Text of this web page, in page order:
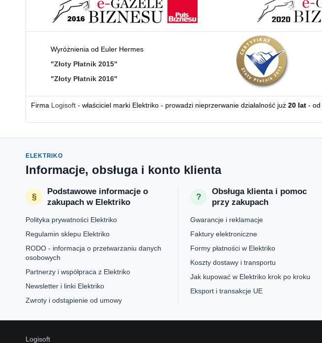
Wyróżnienia od Euler Hermes
"Złoty Płatnik 2015"
"Złoty Płatnik 2016"
Firma Logisoft - właściciel marki Elektriko - prowadzi nieprzerwanie działalność już 20 lat - od
ELEKTRIKO
Informacje, obsługa i konto klienta
Podstawowe informacje o
zakupach w Elektriko
Polityka prywatności Elektriko
Regulamin sklepu Elektriko
RODO - informacja o przetwarzaniu danych
osobowych
Partnerzy i współpraca z Elektriko
Newsletter i linki Elektriko
Zwroty i odstąpienie od umowy
Obsługa klienta i pomoc
przy zakupach
Gwarancje i reklamacje
Faktury elektroniczne
Formy płatności w Elektriko
Koszty dostawy i transportu
Jak kupować w Elektriko krok po kroku
Eksport i transakcje UE
Logisoft